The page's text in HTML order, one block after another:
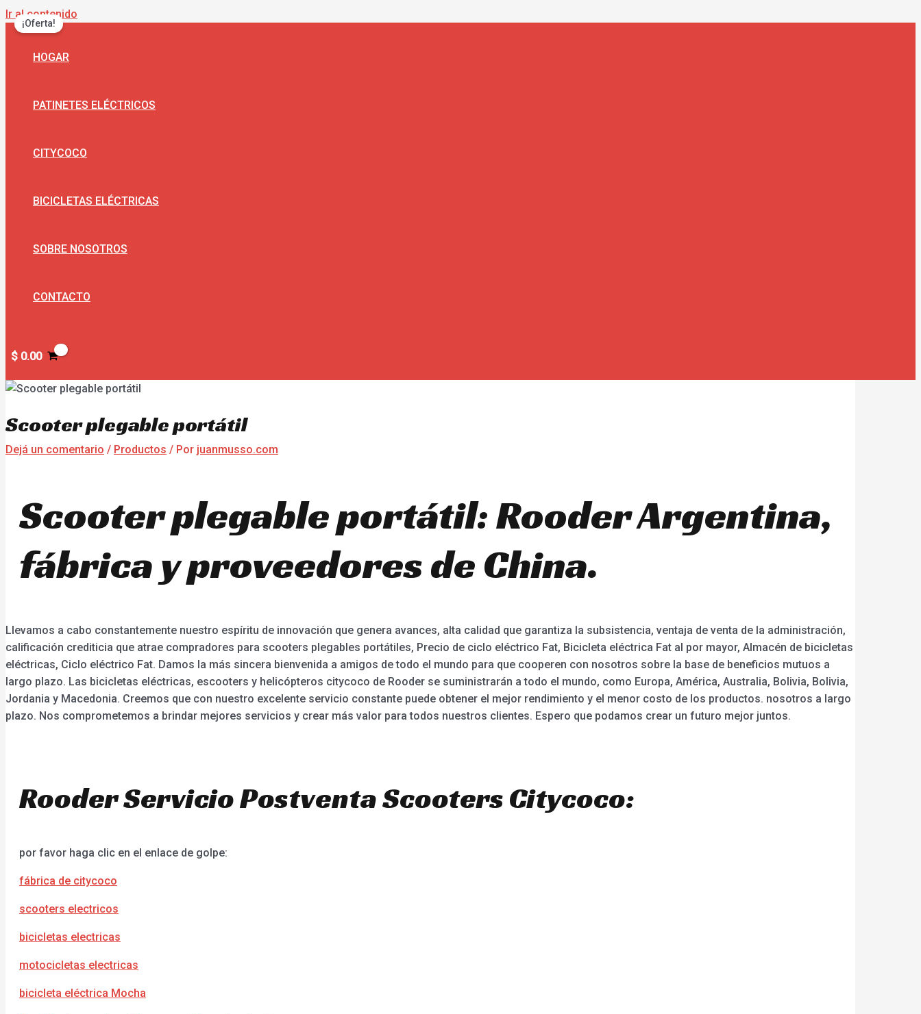
Ir al contenido
HOGAR
PATINETES ELÉCTRICOS
CITYCOCO
BICICLETAS ELÉCTRICAS
SOBRE NOSOTROS
CONTACTO
$ 0.00
Scooter plegable portátil
Dejá un comentario / Productos / Por juanmusso.com
Scooter plegable portátil: Rooder Argentina,
fábrica y proveedores de China.
Llevamos a cabo constantemente nuestro espíritu de innovación que genera avances, alta calidad que garantiza la subsistencia, ventaja de venta de la administración,
calificación crediticia que atrae compradores para scooters plegables portátiles, Precio de ciclo eléctrico Fat, Bicicleta eléctrica Fat al por mayor, Almacén de bicicletas
eléctricas, Ciclo eléctrico Fat. Damos la más sincera bienvenida a amigos de todo el mundo para que cooperen con nosotros sobre la base de beneficios mutuos a
largo plazo. Las bicicletas eléctricas, escooters y helicópteros citycoco de Rooder se suministrarán a todo el mundo, como Europa, América, Australia, Bolivia, Bolivia,
Jordania y Macedonia. Creemos que con nuestro excelente servicio constante puede obtener el mejor rendimiento y el menor costo de los productos. nosotros a largo
plazo. Nos comprometemos a brindar mejores servicios y crear más valor para todos nuestros clientes. Espero que podamos crear un futuro mejor juntos.
Rooder Servicio Postventa Scooters Citycoco:
por favor haga clic en el enlace de golpe:
fábrica de citycoco
scooters electricos
bicicletas electricas
motocicletas electricas
bicicleta eléctrica Mocha
¡Oferta!